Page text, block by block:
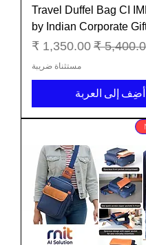
Travel Duffel Bag CI
by Indian Corporate
عادي سعر البيع
مستثناة ضريبة
أضِف إلى العربة